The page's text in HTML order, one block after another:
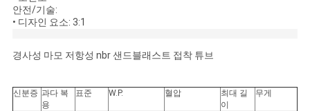
안전/기술:
• 디자인 요소: 3:1
경사성 마모 저항성 nbr 샌드블래스트 접착 튜브
신분증 과다 복
용
표준 W.P. 혈압
최대 길
이
무게